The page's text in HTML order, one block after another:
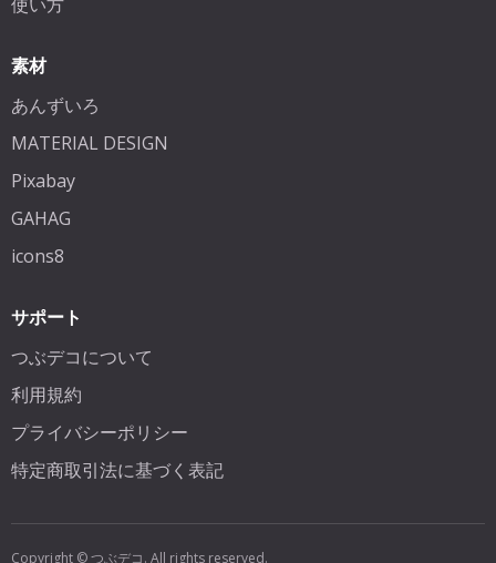
使い方
素材
あんずいろ
MATERIAL DESIGN
Pixabay
GAHAG
icons8
サポート
つぶデコについて
利用規約
プライバシーポリシー
特定商取引法に基づく表記
Copyright © つぶデコ. All rights reserved.